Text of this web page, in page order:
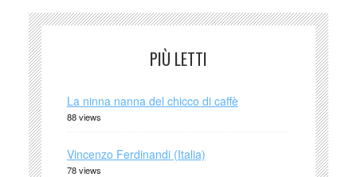
PIÙ LETTI
La ninna nanna del chicco di caffè
88 views
Vincenzo Ferdinandi (Italia)
78 views